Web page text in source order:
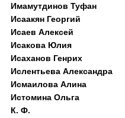
Имамутдинов Туфан
Исаакян Георгий
Исаев Алексей
Исакова Юлия
Исаханов Генрих
Ислентьева Александра
Исмаилова Алина
Истомина Ольга
К. Ф.